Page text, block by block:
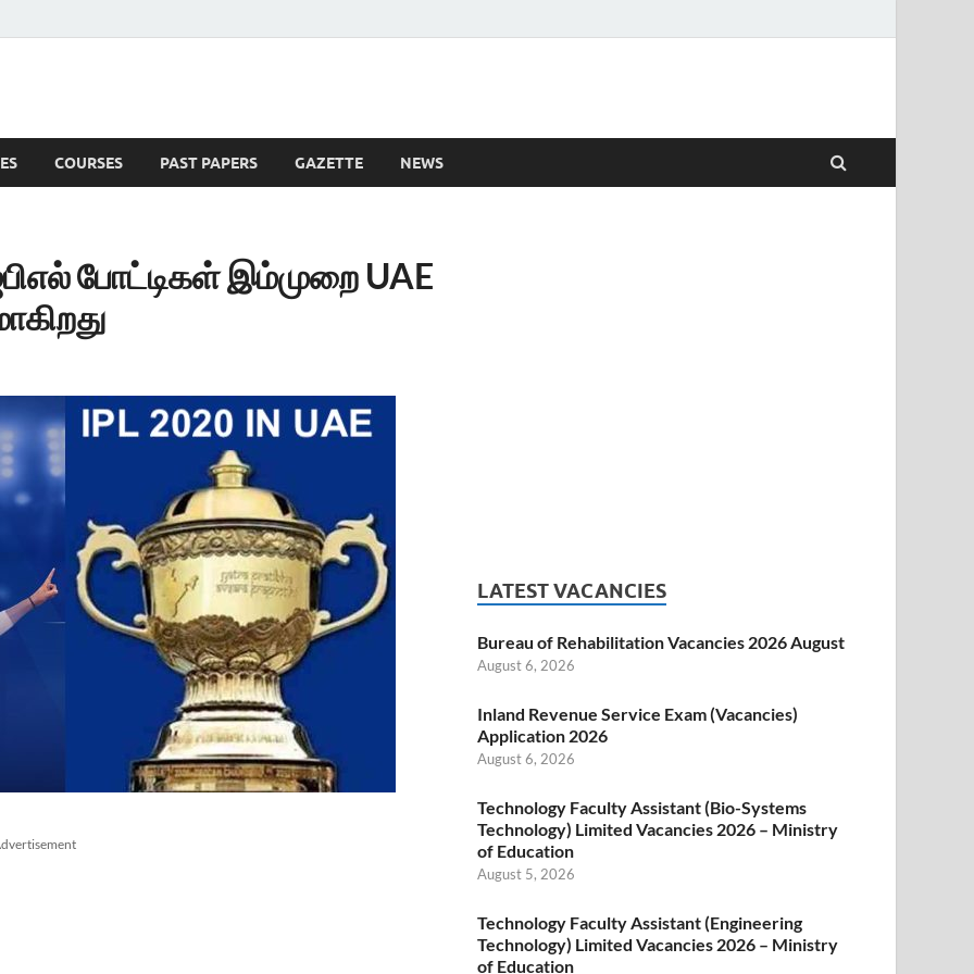
COURSES PAST PAPERS GAZETTE NEWS
போட்டிகள் இம்முறை UAE
LATEST VACANCIES
Bureau of Rehabilitation Vacancies 2026 August
August 6, 2026
Inland Revenue Service Exam (Vacancies)
Application 2026
August 6, 2026
Technology Faculty Assistant (Bio-Systems
Technology) Limited Vacancies 2026 – Ministry
of Education
August 5, 2026
Technology Faculty Assistant (Engineering
Technology) Limited Vacancies 2026 – Ministry
of Education